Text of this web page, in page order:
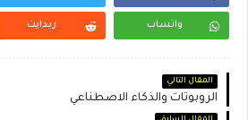
واتساب ريدايت
المقال التالي
الروبوتات والذكاء الاصطناعي